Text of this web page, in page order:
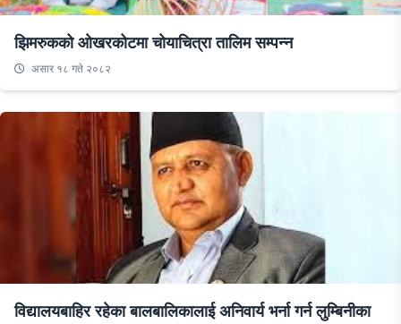
झिमरुकको ओखरकोटमा चोयाचित्रा तालिम सम्पन्न
असार १८ गते २०८२
विद्यालयबाहिर रहेका बालबालिकालाई अनिवार्य भर्ना गर्न लुम्बिनीका